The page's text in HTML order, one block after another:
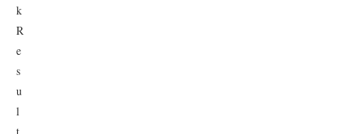
k
R
e
s
u
l